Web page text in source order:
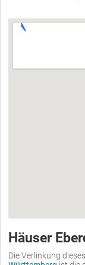
Häuser
Die Verlinkung